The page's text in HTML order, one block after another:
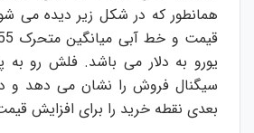
همانطور که در شکل زیر دیده می
یورو به دلار می باشد. فلش رو به
سیگنال فروش را نشان می دهد و
بعدی نقطه خرید را برای افزایش